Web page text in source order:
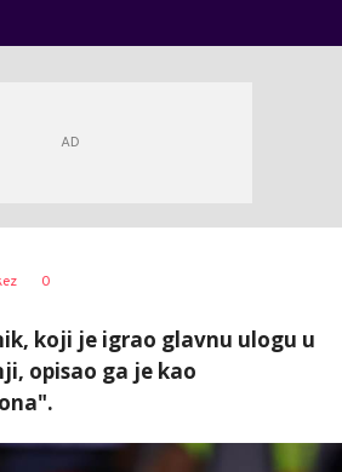
0
koji je igrao glavnu ulogu u
opisao ga je kao